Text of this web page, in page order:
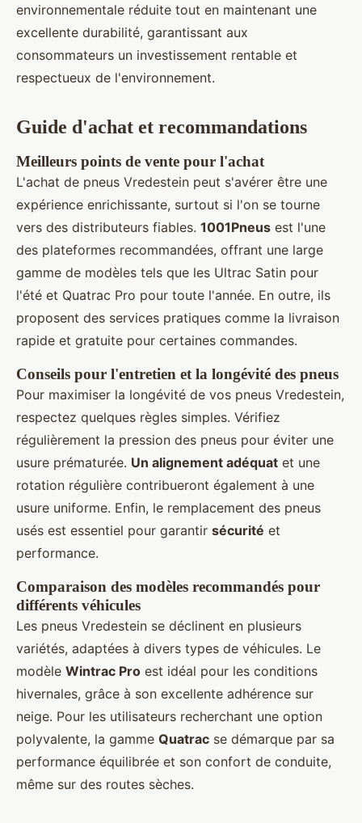
environnementale réduite tout en maintenant une
excellente durabilité, garantissant aux
consommateurs un investissement rentable et
respectueux de l'environnement.
Guide d'achat et recommandations
Meilleurs points de vente pour l'achat
L'achat de pneus Vredestein peut s'avérer être une
expérience enrichissante, surtout si l'on se tourne
vers des distributeurs fiables. 1001Pneus est l'une
des plateformes recommandées, offrant une large
gamme de modèles tels que les Ultrac Satin pour
l'été et Quatrac Pro pour toute l'année. En outre, ils
proposent des services pratiques comme la livraison
rapide et gratuite pour certaines commandes.
Conseils pour l'entretien et la longévité des pneus
Pour maximiser la longévité de vos pneus Vredestein,
respectez quelques règles simples. Vérifiez
régulièrement la pression des pneus pour éviter une
usure prématurée. Un alignement adéquat et une
rotation régulière contribueront également à une
usure uniforme. Enfin, le remplacement des pneus
usés est essentiel pour garantir sécurité et
performance.
Comparaison des modèles recommandés pour
différents véhicules
Les pneus Vredestein se déclinent en plusieurs
variétés, adaptées à divers types de véhicules. Le
modèle Wintrac Pro est idéal pour les conditions
hivernales, grâce à son excellente adhérence sur
neige. Pour les utilisateurs recherchant une option
polyvalente, la gamme Quatrac se démarque par sa
performance équilibrée et son confort de conduite,
même sur des routes sèches.